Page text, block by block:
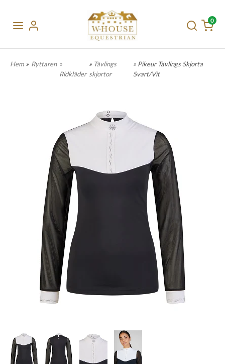
0
Hem » Ryttaren »
Ridkläder
» Tävlings
skjortor
» Pikeur Tävlings Skjorta
Svart/Vit